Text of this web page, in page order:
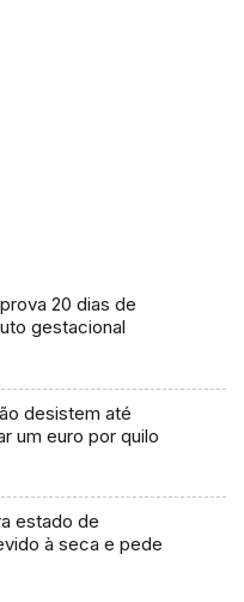
20 dias de
gestacional
desistem até
um euro por quilo
estado de
à seca e pede